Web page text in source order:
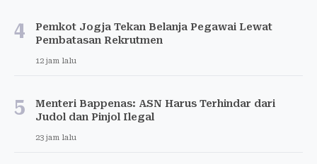
4
Pemkot Jogja Tekan Belanja Pegawai Lewat
Pembatasan Rekrutmen
12 jam lalu
5
Menteri Bappenas: ASN Harus Terhindar dari
Judol dan Pinjol Ilegal
23 jam lalu